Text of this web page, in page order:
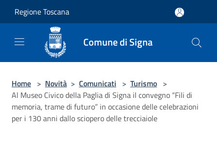
Regione Toscana
Comune di Signa
Home > Novità > Comunicati > Turismo >
Al Museo Civico della Paglia di Signa il convegno “Fili di
memoria, trame di futuro” in occasione delle celebrazioni
per i 130 anni dallo sciopero delle trecciaiole